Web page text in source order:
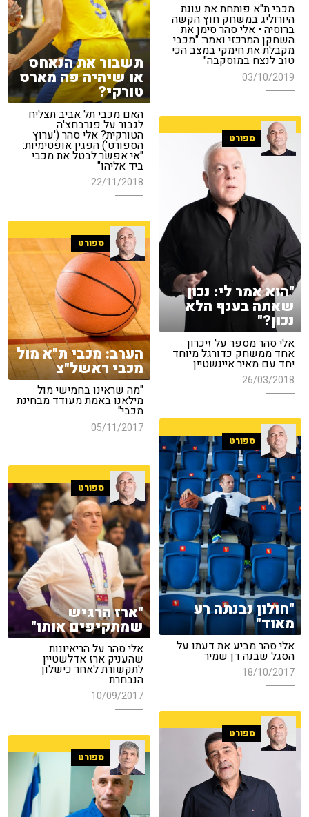
מכבי ת"א פותחת את עונת
היורוליג במשחק חוץ הקשה
ברוסיה • אלי סהר סימן את
השחקן המרכזי ואמר: "מכבי
מקבלת את חימקי במצב הכי
טוב לנצח במוסקבה"
03/10/2019
תשבור את הנאחס
או שיהיה פה מארס
טורקי?
האם מכבי תל אביב תצליח
לגבור על פנרבחצ'ה
הטורקית? אלי סהר ('ערוץ
הספורט') הפגין אופטימיות:
"אי אפשר לבטל את מכבי
ביד אליהו"
22/11/2018
ספורט
"הוא אמר לי: נכון
שאתה בענף הלא
נכון?"
אלי סהר מספר על זיכרון
אחד ממשחק כדורגל מיוחד
יחד עם מאיר איינשטיין
26/03/2018
ספורט
הערב: מכבי ת"א מול
מכבי ראשל"צ
"מה שראינו בחמישי מול
מילאנו באמת מעודד מבחינת
מכבי"
05/11/2017
ספורט
"חולון נבנתה רע
מאוד"
אלי סהר מביע את דעתו על
הסגל שבנה דן שמיר
18/10/2017
ספורט
"ארז הרגיש
שמתקיפים אותו"
אלי סהר על הריאיונות
שהעניק ארז אדלשטיין
לתקשורת לאחר כישלון
הנבחרת
10/09/2017
ספורט
ספורט